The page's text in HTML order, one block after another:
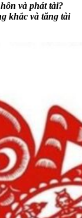
và phát tài?
khắc và tăng tài